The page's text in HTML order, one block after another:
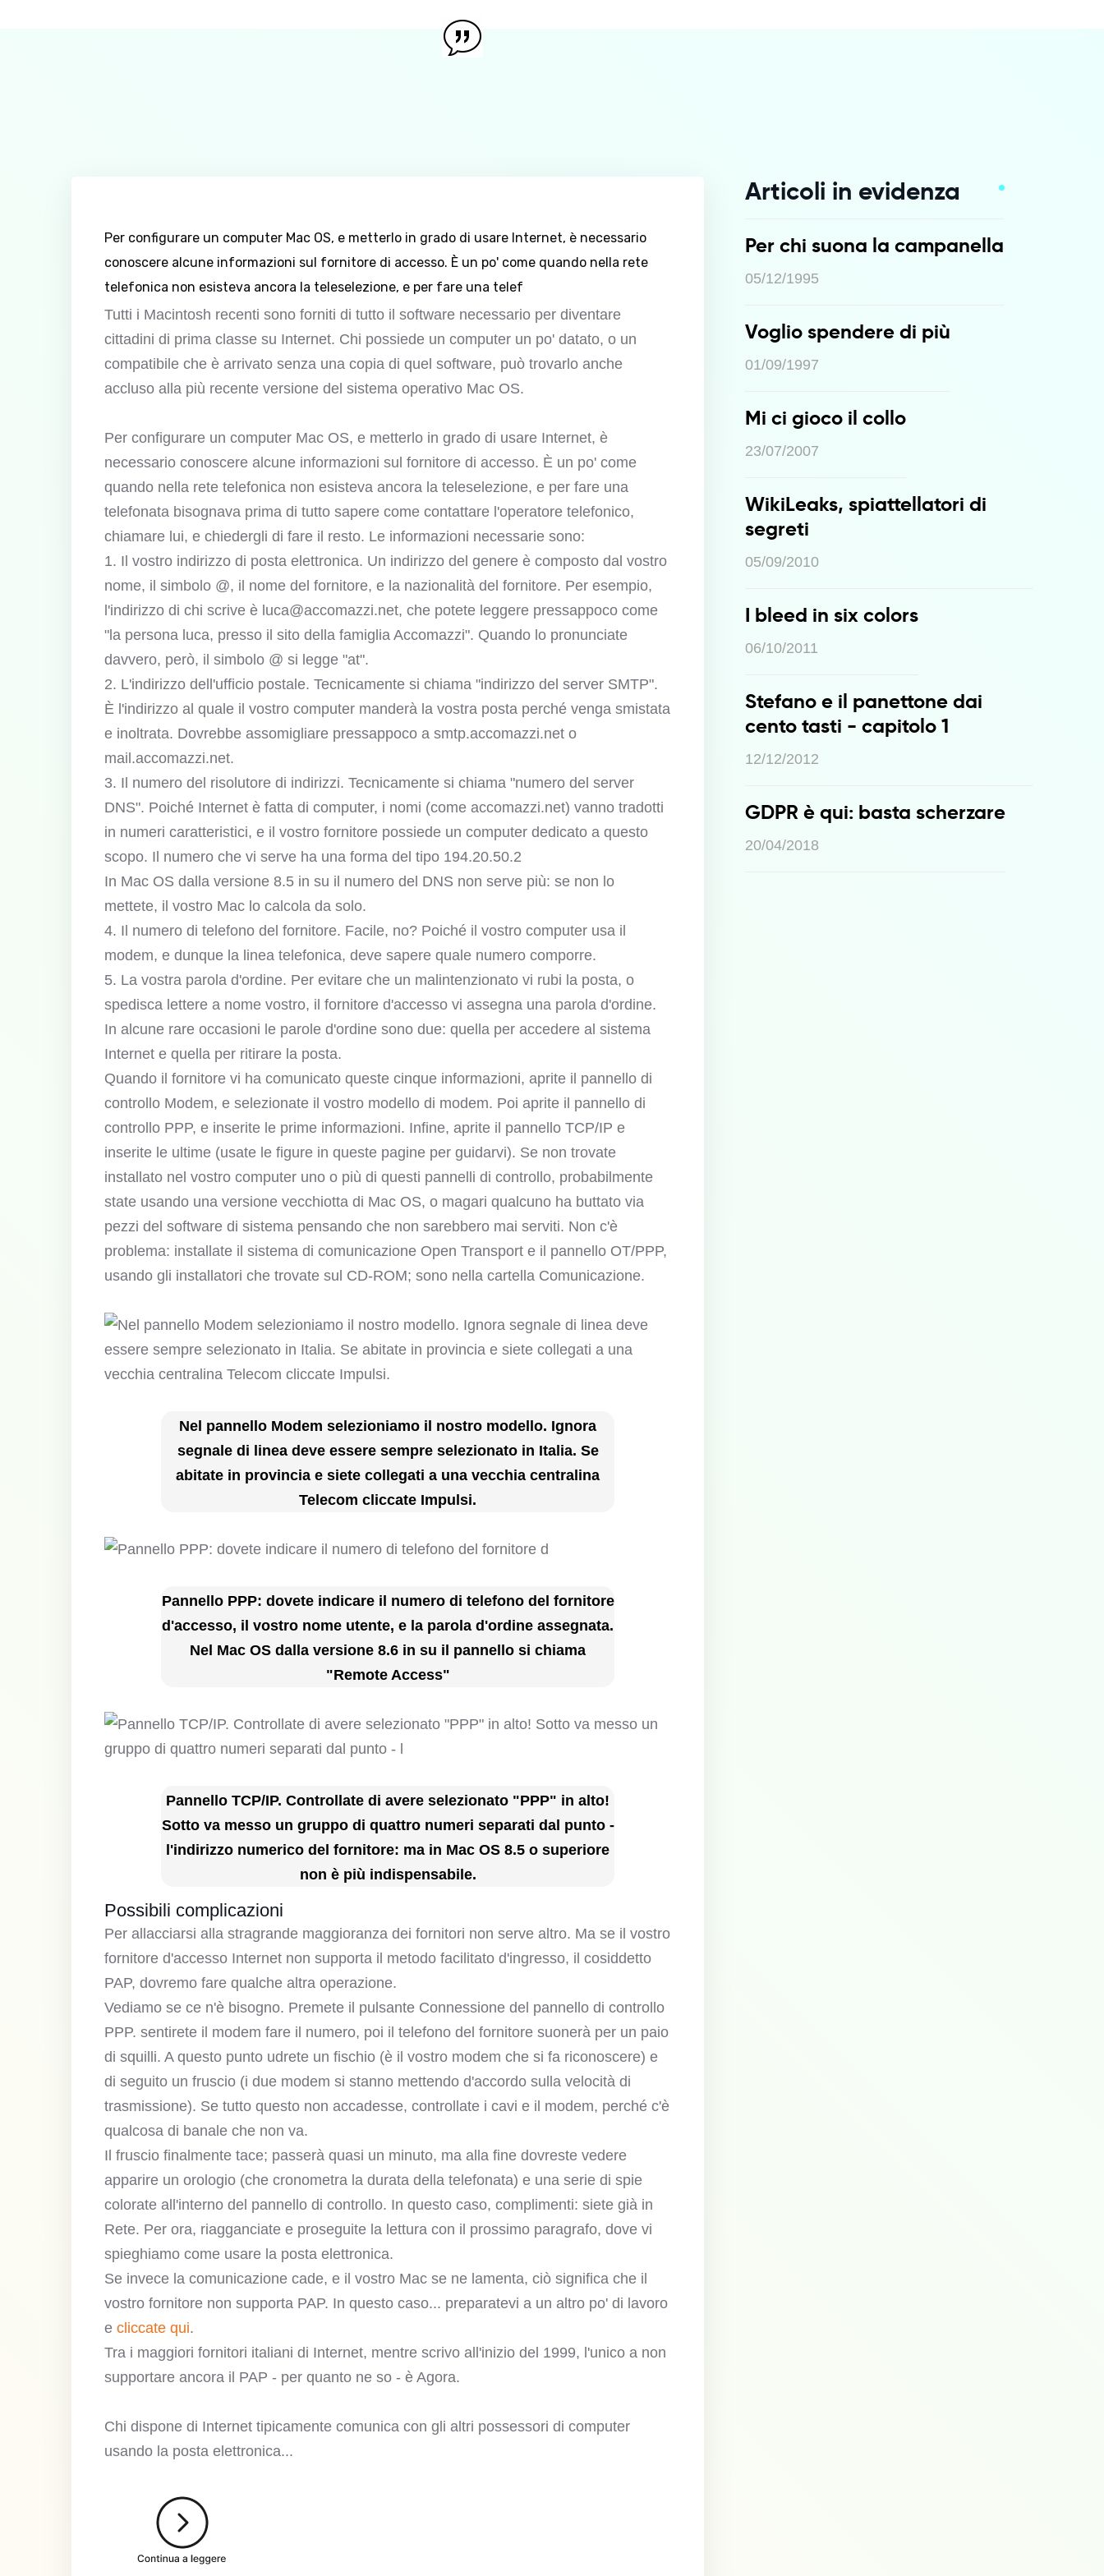
Per configurare un computer Mac OS, e metterlo in grado di usare Internet, è necessario
conoscere alcune informazioni sul fornitore di accesso. È un po' come quando nella rete
telefonica non esisteva ancora la teleselezione, e per fare una telef
Tutti i Macintosh recenti sono forniti di tutto il software necessario per diventare
cittadini di prima classe su Internet. Chi possiede un computer un po' datato, o un
compatibile che è arrivato senza una copia di quel software, può trovarlo anche
accluso alla più recente versione del sistema operativo Mac OS.
Per configurare un computer Mac OS, e metterlo in grado di usare Internet, è
necessario conoscere alcune informazioni sul fornitore di accesso. È un po' come
quando nella rete telefonica non esisteva ancora la teleselezione, e per fare una
telefonata bisognava prima di tutto sapere come contattare l'operatore telefonico,
chiamare lui, e chiedergli di fare il resto. Le informazioni necessarie sono:
1. Il vostro indirizzo di posta elettronica. Un indirizzo del genere è composto dal vostro
nome, il simbolo @, il nome del fornitore, e la nazionalità del fornitore. Per esempio,
l'indirizzo di chi scrive è luca@accomazzi.net, che potete leggere pressappoco come
"la persona luca, presso il sito della famiglia Accomazzi". Quando lo pronunciate
davvero, però, il simbolo @ si legge "at".
2. L'indirizzo dell'ufficio postale. Tecnicamente si chiama "indirizzo del server SMTP".
È l'indirizzo al quale il vostro computer manderà la vostra posta perché venga smistata
e inoltrata. Dovrebbe assomigliare pressappoco a smtp.accomazzi.net o
mail.accomazzi.net.
3. Il numero del risolutore di indirizzi. Tecnicamente si chiama "numero del server
DNS". Poiché Internet è fatta di computer, i nomi (come accomazzi.net) vanno tradotti
in numeri caratteristici, e il vostro fornitore possiede un computer dedicato a questo
scopo. Il numero che vi serve ha una forma del tipo 194.20.50.2
In Mac OS dalla versione 8.5 in su il numero del DNS non serve più: se non lo
mettete, il vostro Mac lo calcola da solo.
4. Il numero di telefono del fornitore. Facile, no? Poiché il vostro computer usa il
modem, e dunque la linea telefonica, deve sapere quale numero comporre.
5. La vostra parola d'ordine. Per evitare che un malintenzionato vi rubi la posta, o
spedisca lettere a nome vostro, il fornitore d'accesso vi assegna una parola d'ordine.
In alcune rare occasioni le parole d'ordine sono due: quella per accedere al sistema
Internet e quella per ritirare la posta.
Quando il fornitore vi ha comunicato queste cinque informazioni, aprite il pannello di
controllo Modem, e selezionate il vostro modello di modem. Poi aprite il pannello di
controllo PPP, e inserite le prime informazioni. Infine, aprite il pannello TCP/IP e
inserite le ultime (usate le figure in queste pagine per guidarvi). Se non trovate
installato nel vostro computer uno o più di questi pannelli di controllo, probabilmente
state usando una versione vecchiotta di Mac OS, o magari qualcuno ha buttato via
pezzi del software di sistema pensando che non sarebbero mai serviti. Non c'è
problema: installate il sistema di comunicazione Open Transport e il pannello OT/PPP,
usando gli installatori che trovate sul CD-ROM; sono nella cartella Comunicazione.
Nel pannello Modem selezioniamo il nostro modello. Ignora
segnale di linea deve essere sempre selezionato in Italia. Se
abitate in provincia e siete collegati a una vecchia centralina
Telecom cliccate Impulsi.
Pannello PPP: dovete indicare il numero di telefono del fornitore
d'accesso, il vostro nome utente, e la parola d'ordine assegnata.
Nel Mac OS dalla versione 8.6 in su il pannello si chiama
"Remote Access"
Pannello TCP/IP. Controllate di avere selezionato "PPP" in alto!
Sotto va messo un gruppo di quattro numeri separati dal punto -
l'indirizzo numerico del fornitore: ma in Mac OS 8.5 o superiore
non è più indispensabile.
Possibili complicazioni
Per allacciarsi alla stragrande maggioranza dei fornitori non serve altro. Ma se il vostro
fornitore d'accesso Internet non supporta il metodo facilitato d'ingresso, il cosiddetto
PAP, dovremo fare qualche altra operazione.
Vediamo se ce n'è bisogno. Premete il pulsante Connessione del pannello di controllo
PPP. sentirete il modem fare il numero, poi il telefono del fornitore suonerà per un paio
di squilli. A questo punto udrete un fischio (è il vostro modem che si fa riconoscere) e
di seguito un fruscio (i due modem si stanno mettendo d'accordo sulla velocità di
trasmissione). Se tutto questo non accadesse, controllate i cavi e il modem, perché c'è
qualcosa di banale che non va.
Il fruscio finalmente tace; passerà quasi un minuto, ma alla fine dovreste vedere
apparire un orologio (che cronometra la durata della telefonata) e una serie di spie
colorate all'interno del pannello di controllo. In questo caso, complimenti: siete già in
Rete. Per ora, riagganciate e proseguite la lettura con il prossimo paragrafo, dove vi
spieghiamo come usare la posta elettronica.
Se invece la comunicazione cade, e il vostro Mac se ne lamenta, ciò significa che il
vostro fornitore non supporta PAP. In questo caso... preparatevi a un altro po' di lavoro
e cliccate qui.
Tra i maggiori fornitori italiani di Internet, mentre scrivo all'inizio del 1999, l'unico a non
supportare ancora il PAP - per quanto ne so - è Agora.
Chi dispone di Internet tipicamente comunica con gli altri possessori di computer
usando la posta elettronica...
Articoli in evidenza
Per chi suona la campanella
05/12/1995
Voglio spendere di più
01/09/1997
Mi ci gioco il collo
23/07/2007
WikiLeaks, spiattellatori di
segreti
05/09/2010
I bleed in six colors
06/10/2011
Stefano e il panettone dai
cento tasti - capitolo 1
12/12/2012
GDPR è qui: basta scherzare
20/04/2018